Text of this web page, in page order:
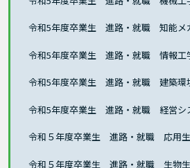
令和5年度卒業生 進路・就職 知能メ
令和5年度卒業生 進路・就職 情報工
令和5年度卒業生 進路・就職 建築環
令和5年度卒業生 進路・就職 経営シ
令和５年度卒業生 進路・就職 応用
令和５年度卒業生 進路・就職 生物